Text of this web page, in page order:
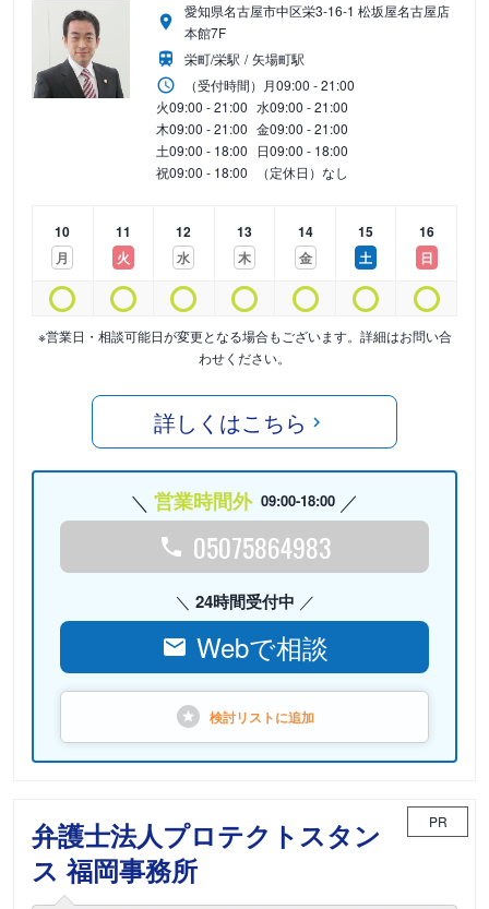
愛知県名古屋市中区栄3-16-1 松坂屋名古屋店
本館7F
栄町/栄駅
矢場町駅
（受付時間） 月09:00 - 21:00
火09:00 - 21:00 水09:00 - 21:00
木09:00 - 21:00 金09:00 - 21:00
土09:00 - 18:00 日09:00 - 18:00
祝09:00 - 18:00 （定休日）なし
10
月
11
火
12
水
13
木
14
金
15
土
16
日
※営業日・相談可能日が変更となる場合もございます。詳細はお問い合
わせください。
詳しくはこちら
営業時間外 09:00-18:00
05075864983
24時間受付中
Webで相談
検討リストに追加
弁護士法人プロテクトスタン
ス 福岡事務所
PR